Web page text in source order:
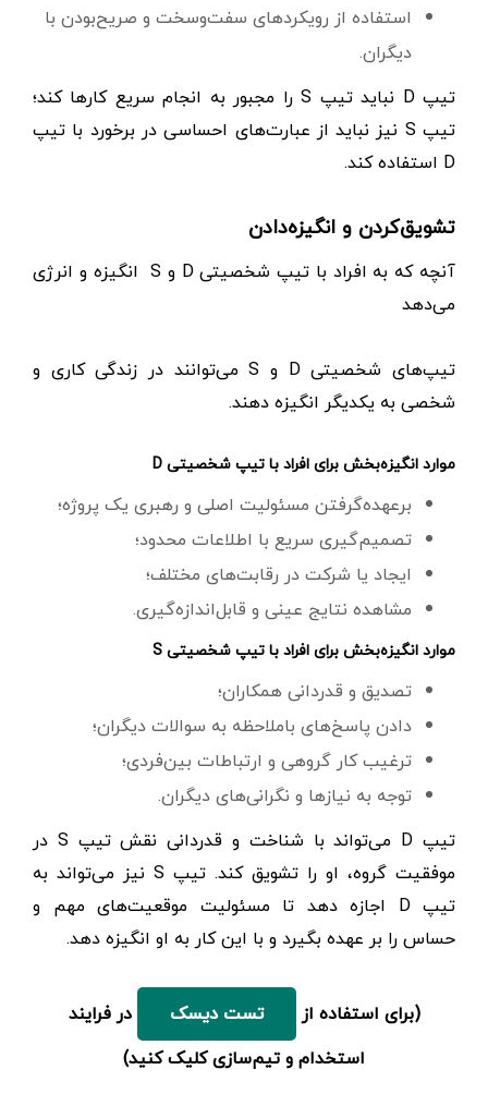
استفاده از رویکردهای سفت‌و‌سخت و صریح‌بودن با
دیگران.
تیپ D‌ نباید تیپ S‌ را مجبور به انجام سریع کارها کند؛
تیپ S نیز نباید از عبارت‌های احساسی در برخورد با تیپ
D استفاده کند.
تشویق‌کردن و انگیزه‌دادن
آنچه که به افراد با تیپ شخصیتی D و S انگیزه و انرژی
می‌دهد
تیپ‌های شخصیتی D و S می‌توانند در زندگی کاری و
شخصی به یکدیگر انگیزه دهند.
موارد انگیزه‌بخش برای افراد با تیپ شخصیتی D
برعهده‌گرفتن مسئولیت اصلی و رهبری یک پروژه؛
تصمیم‌گیری سریع با اطلاعات محدود؛
ایجاد یا شرکت در رقابت‌های مختلف؛
مشاهده نتایج عینی و قابل‌اندازه‌گیری.
موارد انگیزه‌بخش برای افراد با تیپ شخصیتی S
تصدیق و قدردانی همکاران؛
دادن پاسخ‌های باملاحظه به سوالات دیگران؛
ترغیب کار گروهی و ارتباطات بین‌فردی؛
توجه به نیازها و نگرانی‌های دیگران.
تیپ D می‌تواند با شناخت و قدردانی نقش تیپ S در
موفقیت گروه، او را تشویق کند. تیپ S نیز می‌تواند به
تیپ ‌D اجازه دهد تا مسئولیت موقعیت‌های مهم و
حساس را بر عهده بگیرد و با این کار به او انگیزه دهد.
(برای استفاده از تست دیسک
در فرایند
استخدام و تیم‌سازی کلیک کنید)